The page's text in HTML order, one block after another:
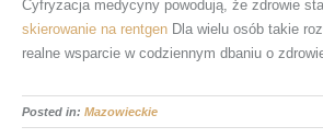
Cyfryzacja medycyny powodują, że zdrowie
skierowanie na rentgen Dla wielu osób takie
realne wsparcie w codziennym dbaniu o
Posted in: Mazowieckie